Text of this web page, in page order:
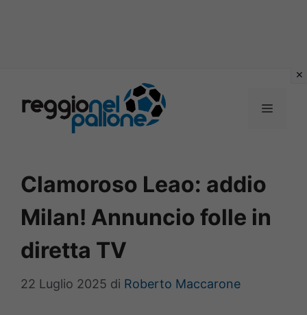
contenuto
MENU
Clamoroso Leao: addio
Milan! Annuncio folle in
diretta TV
22 Luglio 2025 di Roberto Maccarone